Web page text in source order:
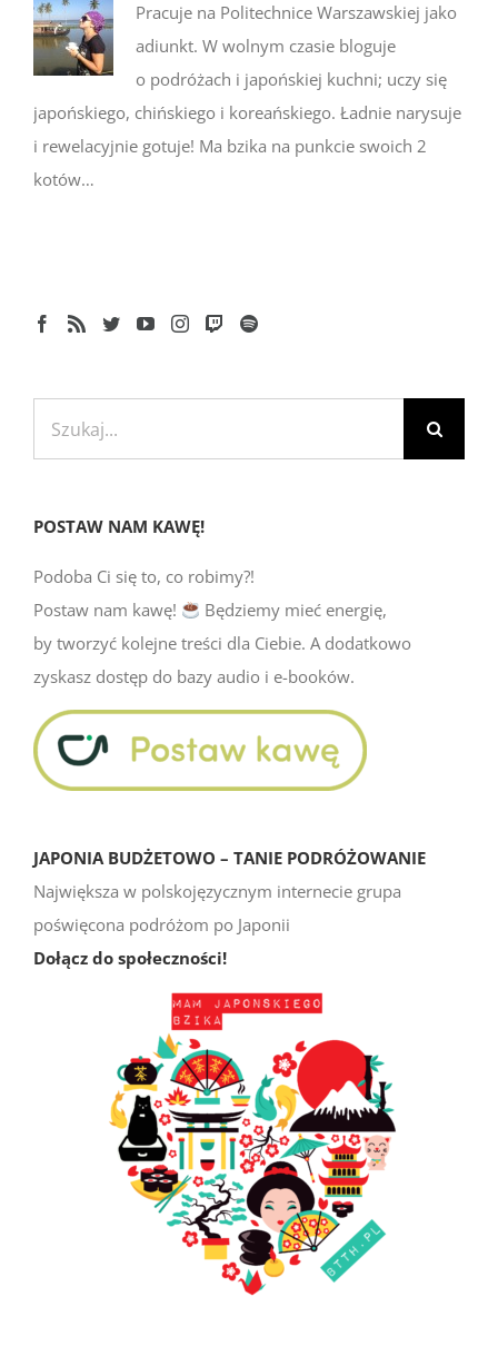
Pracuje na Politechnice Warszawskiej jako
adiunkt. W wolnym czasie bloguje
o podróżach i japońskiej kuchni; uczy się
japońskiego, chińskiego i koreańskiego. Ładnie narysuje
i rewelacyjnie gotuje! Ma bzika na punkcie swoich 2
kotów…
POSTAW NAM KAWĘ!
Podoba Ci się to, co robimy?!
Postaw nam kawę!
Będziemy mieć energię,
by tworzyć kolejne treści dla Ciebie. A dodatkowo
zyskasz dostęp do bazy audio i e-booków.
JAPONIA BUDŻETOWO – TANIE PODRÓŻOWANIE
Największa w polskojęzycznym internecie grupa
poświęcona podróżom po Japonii
Dołącz do społeczności!